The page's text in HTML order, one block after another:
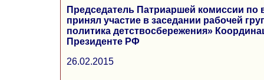
Председатель Патриаршей комиссии по
принял участие в заседании рабочей
политика детствосбережения»
Президенте РФ
26.02.2015